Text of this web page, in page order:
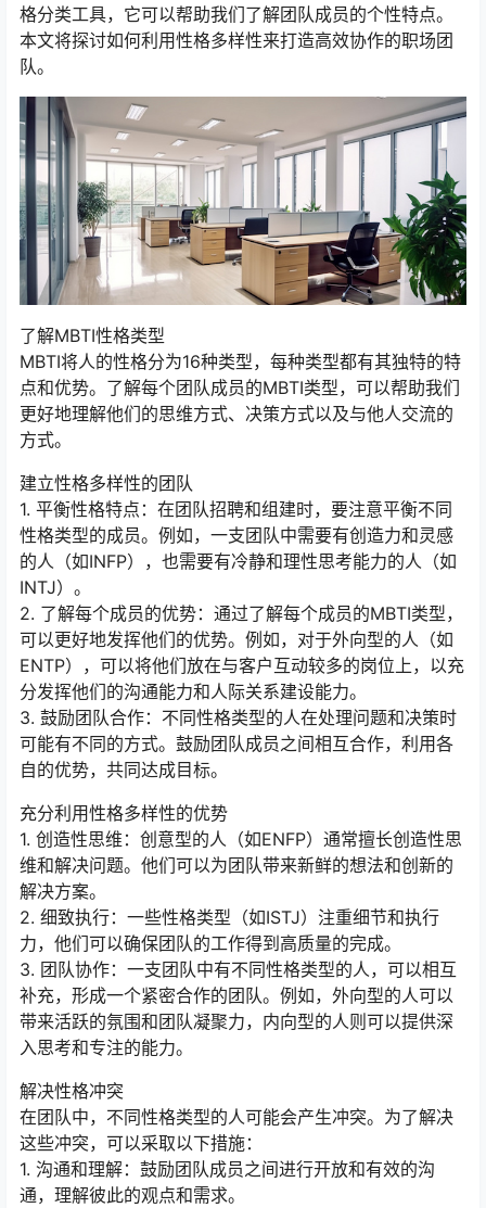
格分类工具，它可以帮助我们了解团队成员的个性特点。
本文将探讨如何利用性格多样性来打造高效协作的职场团
队。
了解MBTI性格类型
MBTI将人的性格分为16种类型，每种类型都有其独特的特
点和优势。了解每个团队成员的MBTI类型，可以帮助我们
更好地理解他们的思维方式、决策方式以及与他人交流的
方式。
建立性格多样性的团队
1. 平衡性格特点：在团队招聘和组建时，要注意平衡不同
性格类型的成员。例如，一支团队中需要有创造力和灵感
的人（如INFP），也需要有冷静和理性思考能力的人（如
INTJ）。
2. 了解每个成员的优势：通过了解每个成员的MBTI类型，
可以更好地发挥他们的优势。例如，对于外向型的人（如
ENTP），可以将他们放在与客户互动较多的岗位上，以充
分发挥他们的沟通能力和人际关系建设能力。
3. 鼓励团队合作：不同性格类型的人在处理问题和决策时
可能有不同的方式。鼓励团队成员之间相互合作，利用各
自的优势，共同达成目标。
充分利用性格多样性的优势
1. 创造性思维：创意型的人（如ENFP）通常擅长创造性思
维和解决问题。他们可以为团队带来新鲜的想法和创新的
解决方案。
2. 细致执行：一些性格类型（如ISTJ）注重细节和执行
力，他们可以确保团队的工作得到高质量的完成。
3. 团队协作：一支团队中有不同性格类型的人，可以相互
补充，形成一个紧密合作的团队。例如，外向型的人可以
带来活跃的氛围和团队凝聚力，内向型的人则可以提供深
入思考和专注的能力。
解决性格冲突
在团队中，不同性格类型的人可能会产生冲突。为了解决
这些冲突，可以采取以下措施：
1. 沟通和理解：鼓励团队成员之间进行开放和有效的沟
通，理解彼此的观点和需求。